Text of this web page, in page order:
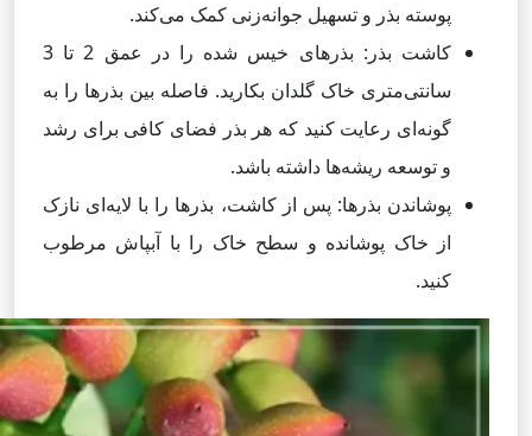
پوسته بذر و تسهیل جوانه‌زنی کمک می‌کند.
کاشت بذر: بذرهای خیس شده را در عمق 2 تا 3
سانتی‌متری خاک گلدان بکارید. فاصله بین بذرها را به
گونه‌ای رعایت کنید که هر بذر فضای کافی برای رشد
و توسعه ریشه‌ها داشته باشد.
پوشاندن بذرها: پس از کاشت، بذرها را با لایه‌ای نازک
از خاک پوشانده و سطح خاک را با آبپاش مرطوب
کنید.